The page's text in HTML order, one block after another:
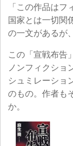
「この作品はフ
国家とは一切関
の一文があるが
この「宣戦布告
ノンフィクショ
シュミレーショ
のもの。作者も
か。